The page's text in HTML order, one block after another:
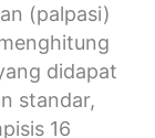
(palpasi)
didapat
standar,
16